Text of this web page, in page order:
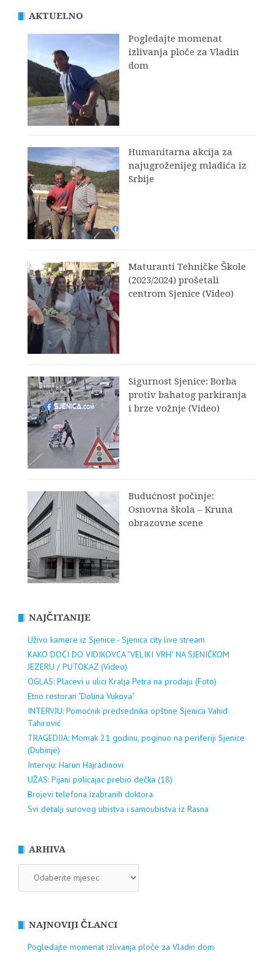
AKTUELNO
Pogledajte momenat
izlivanja ploče za Vladin
dom
Humanitarna akcija za
najugroženijeg mladića iz
Srbije
Maturanti Tehničke Škole
(2023/2024) prošetali
centrom Sjenice (Video)
Sigurnost Sjenice: Borba
protiv bahatog parkiranja
i brze vožnje (Video)
Budućnost počinje:
Osnovna škola – Kruna
obrazovne scene
NAJČITANIJE
Uživo kamere iz Sjenice - Sjenica city live stream
KAKO DOĆI DO VIDIKOVCA "VELIKI VRH" NA SJENIČKOM
JEZERU / PUTOKAZ (Video)
OGLAS: Placevi u ulici Kralja Petra na prodaju (Foto)
Etno restoran "Dolina Vukova"
INTERVJU: Pomoćnik predsednika opštine Sjenica Vahid
Tahirović
TRAGEDIJA: Momak 21 godinu, poginuo na periferiji Sjenice
(Dubinje)
Intervju: Harun Hajradinovi
UŽAS: Pijani policajac prebio dečka (18)
Brojevi telefona izabranih doktora
Svi detalji surovog ubistva i samoubistva iz Rasna
ARHIVA
NAJNOVIJI ČLANCI
Pogledajte momenat izlivanja ploče za Vladin dom